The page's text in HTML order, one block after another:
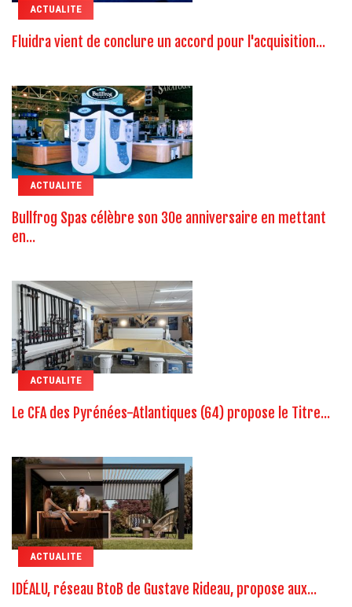
ACTUALITE
Fluidra vient de conclure un accord pour l'acquisition...
ACTUALITE
Bullfrog Spas célèbre son 30e anniversaire en mettant
en...
ACTUALITE
Le CFA des Pyrénées-Atlantiques (64) propose le Titre...
ACTUALITE
IDÉALU, réseau BtoB de Gustave Rideau, propose aux...